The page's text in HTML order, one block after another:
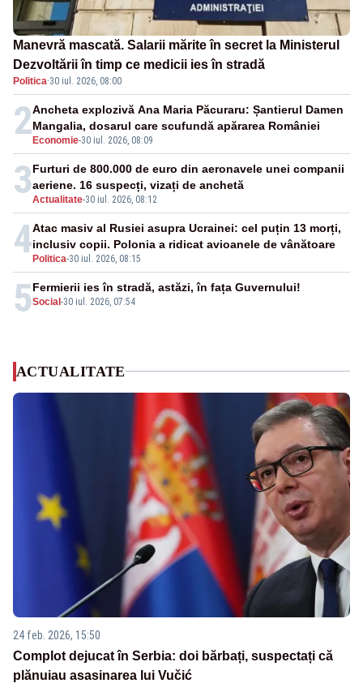
Manevră mascată. Salarii mărite în secret la Ministerul
Dezvoltării în timp ce medicii ies în stradă
Politica·30 iul. 2026, 08:00
2Economie-30 iul. 2026, 08:09
Ancheta explozivă Ana Maria Păcuraru: Șantierul Damen
Mangalia, dosarul care scufundă apărarea României
3Actualitate-30 iul. 2026, 08:12
Furturi de 800.000 de euro din aeronavele unei companii
aeriene. 16 suspecți, vizați de anchetă
4Politica-30 iul. 2026, 08:15
Atac masiv al Rusiei asupra Ucrainei: cel puțin 13 morți,
inclusiv copii. Polonia a ridicat avioanele de vânătoare
5Social-30 iul. 2026, 07:54
Fermierii ies în stradă, astăzi, în fața Guvernului!
ACTUALITATE
24 feb. 2026, 15:50
Complot dejucat în Serbia: doi bărbați, suspectați că
plănuiau asasinarea lui Vučić